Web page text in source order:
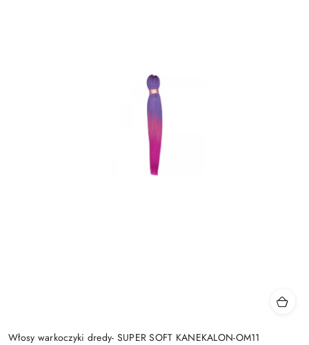
Włosy warkoczyki dredy- SUPER SOFT KANEKALON-OM11